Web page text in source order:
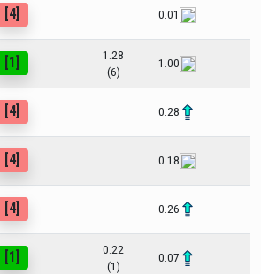
[4] 0.01
[1]
1.28
(6)
1.00
[4] 0.28
[4] 0.18
[4] 0.26
[1]
0.22
(1)
0.07